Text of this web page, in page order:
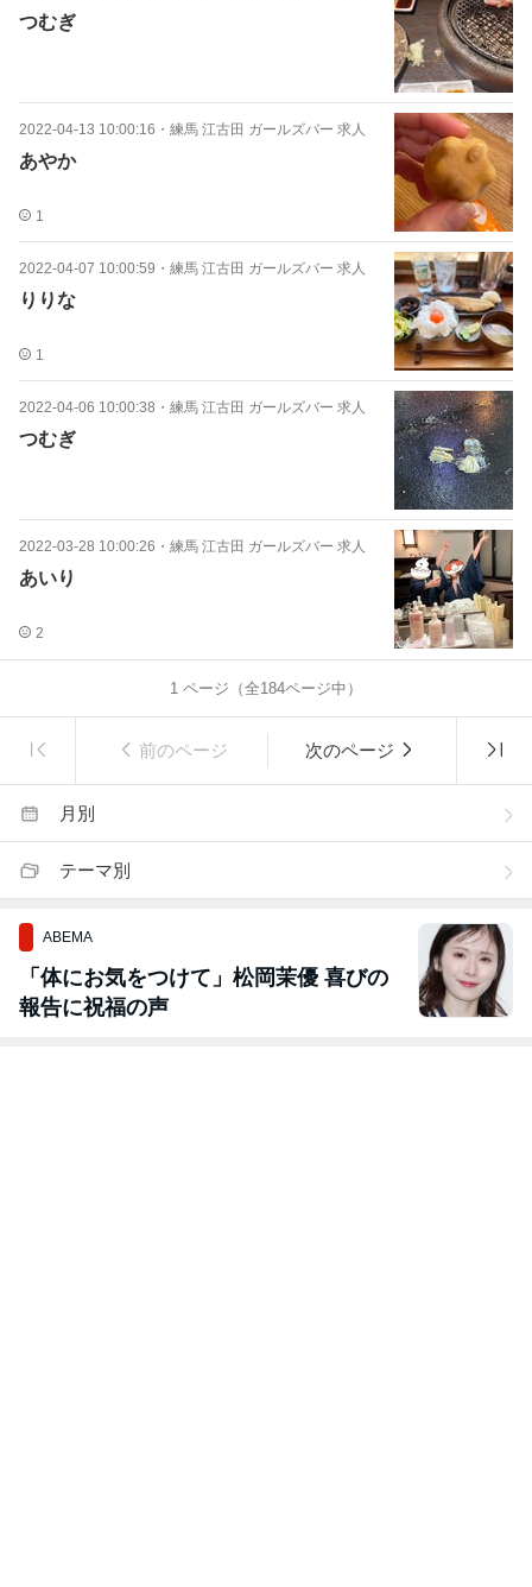
つむぎ
2022-04-13 10:00:16 ・ 練馬 江古田 ガールズバー 求人
あやか
1
2022-04-07 10:00:59 ・ 練馬 江古田 ガールズバー 求人
りりな
1
2022-04-06 10:00:38 ・ 練馬 江古田 ガールズバー 求人
つむぎ
2022-03-28 10:00:26 ・ 練馬 江古田 ガールズバー 求人
あいり
2
1 ページ（全184ページ中）
前のページ 次のページ
月別
テーマ別
ABEMA
「体にお気をつけて」松岡茉優 喜びの
報告に祝福の声